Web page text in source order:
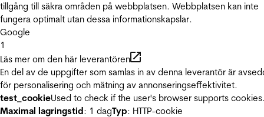
tillgång till säkra områden på webbplatsen. Webbplatsen kan inte
fungera optimalt utan dessa informationskapslar.
Google
1
Läs mer om den här leverantören
En del av de uppgifter som samlas in av denna leverantör är
för personalisering och mätning av annonseringseffektivitet.
test_cookieUsed to check if the user's browser supports
Maximal lagringstid: 1 dagTyp: HTTP-cookie